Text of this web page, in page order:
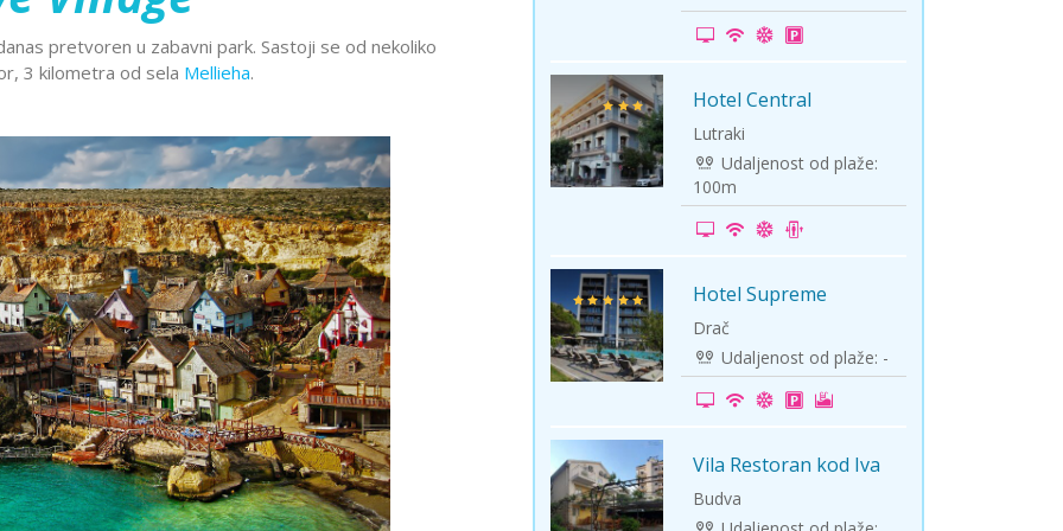
Šeik
Ohrid
Banje Srbije
Etno sela
Ohrid
Provansa
Sankt
Petersburg
Valensija
Solun polazak iz Niša
Temišvar polazak iz Niša
pretvoren u zabavni park. Sastoji se od nekoliko
3 kilometra od sela Mellieha.
-5% Hotel Central
Lutraki
Udaljenost od plaže:
100m
Na plaži Hotel Supreme
Drač
Udaljenost od plaže: -
LETO 2026 Vila Restoran kod Iva
Budva